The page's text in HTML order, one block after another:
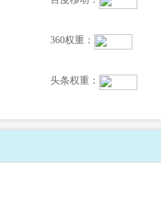
360权重：
头条权重：